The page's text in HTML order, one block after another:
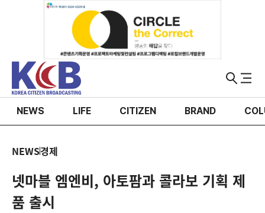
NEWS LIFE CITIZEN BRAND
NEWS경제
넷마블 엠엔비, 아토팜과 콜라보 기획 제
품 출시